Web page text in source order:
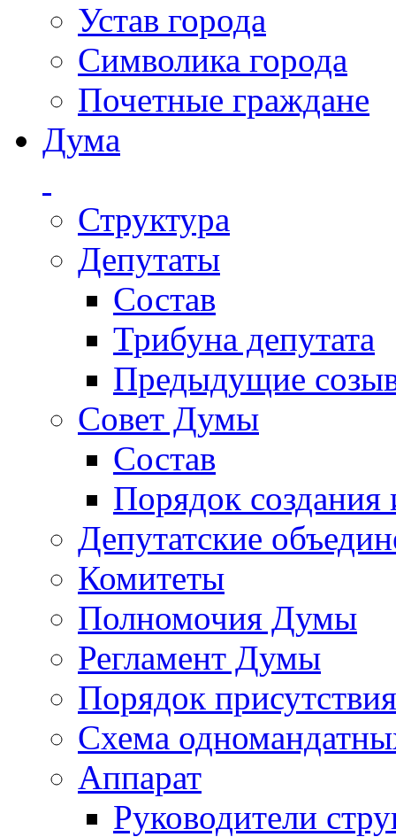
Устав города
Символика города
Почетные граждане
Дума
Структура
Депутаты
Состав
Трибуна депутата
Предыдущие
Совет Думы
Состав
Порядок создания
Депутатские
Комитеты
Полномочия Думы
Регламент Думы
Порядок
Схема
Аппарат
Руководители